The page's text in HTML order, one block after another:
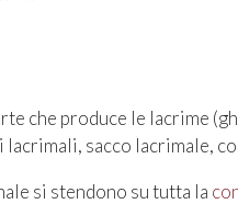
che produce le lacrime
sacco lacrimale,
si stendono su tutta la